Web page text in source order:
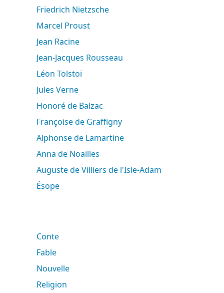
Friedrich Nietzsche
Marcel Proust
Jean Racine
Jean-Jacques Rousseau
Léon Tolstoï
Jules Verne
Honoré de Balzac
Françoise de Graffigny
Alphonse de Lamartine
Anna de Noailles
Auguste de Villiers de l'Isle-Adam
Ésope
Conte
Fable
Nouvelle
Religion